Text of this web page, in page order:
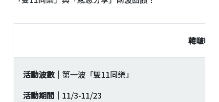
韓啵韓
活動波數｜ 第一波「雙11同樂」
活動期間｜ 11/3-11/23